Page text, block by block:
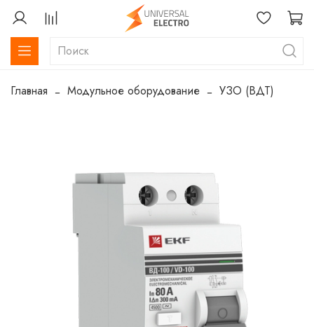
Главная Модульное оборудование УЗО (ВДТ)